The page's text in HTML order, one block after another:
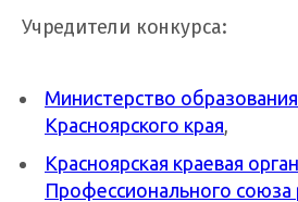
Учредители конкурса:
Министерство
Красноярского края
Красноярская краевая
Профессионального союза